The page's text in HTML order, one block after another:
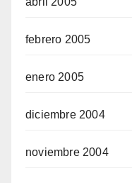
febrero 2005
enero 2005
diciembre 2004
noviembre 2004